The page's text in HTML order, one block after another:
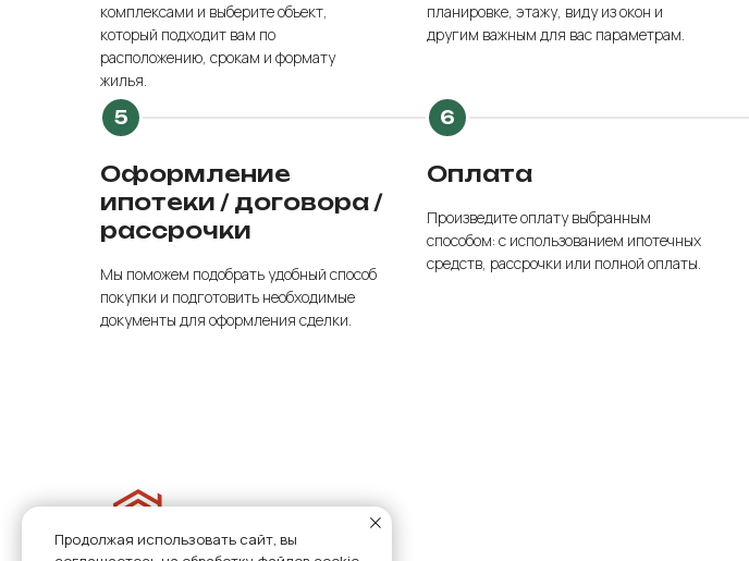
комплексами и выберите объект,
который подходит вам по
расположению, срокам и формату
жилья.
планировке, этажу, виду из окон и
другим важным для вас параметрам.
Оформление
ипотеки / договора /
рассрочки
Мы поможем подобрать удобный способ
покупки и подготовить необходимые
документы для оформления сделки.
Оплата
Произведите оплату выбранным
способом: с использованием ипотечных
средств, рассрочки или полной оплаты.
Продолжая использовать сайт, вы